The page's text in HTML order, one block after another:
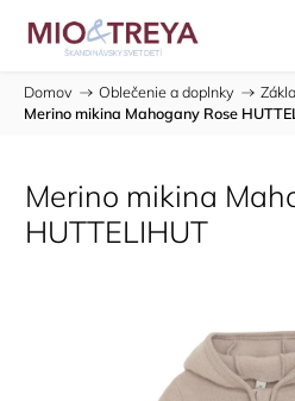
Domov / Oblečenie a doplnky /
Merino mikina Mahogany Rose
Merino mikina
HUTTELIHUT